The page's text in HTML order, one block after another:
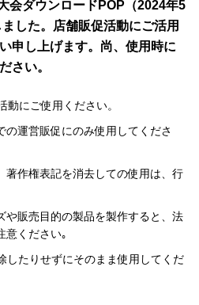
会ダウンロードPOP（2024年5
した。店舗販促活動にご活用
申し上げます。尚、使用時に
さい。
動にご使用ください。
の運営販促にのみ使用してくださ
著作権表記を消去しての使用は、行
や販売目的の製品を製作すると、法
意ください｡
したりせずにそのまま使用してくだ